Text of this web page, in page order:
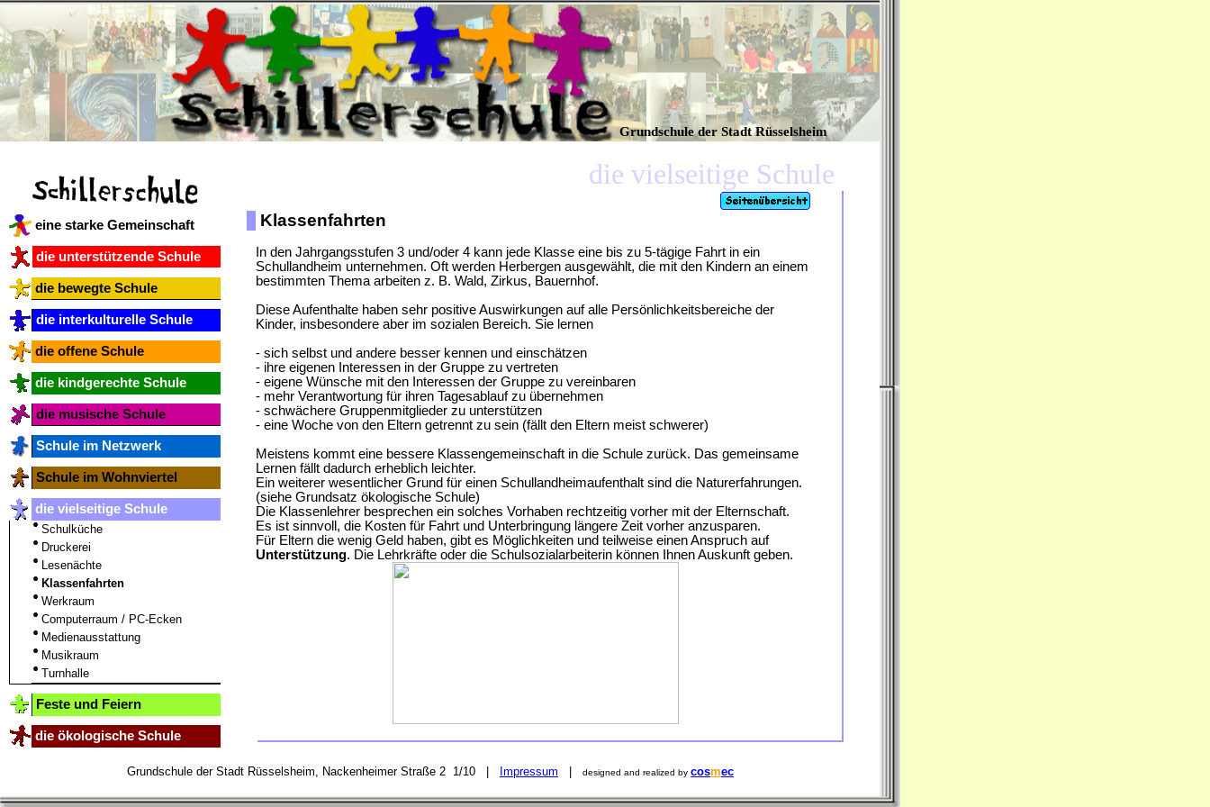
Grundschule der Stadt Rüsselsheim
eine starke Gemeinschaft
die unterstützende Schule
die bewegte Schule
die interkulturelle Schule
die offene Schule
die kindgerechte Schule
die musische Schule
Schule im Netzwerk
Schule im Wohnviertel
die vielseitige Schule
Schulküche
Druckerei
Lesenächte
Klassenfahrten
Werkraum
Computerraum / PC-Ecken
Medienausstattung
Musikraum
Turnhalle
Feste und Feiern
die ökologische Schule
die vielseitige Schule
Klassenfahrten
In den Jahrgangsstufen 3 und/oder 4 kann jede Klasse eine bis zu 5-tägige Fahrt in ein
Schullandheim unternehmen. Oft werden Herbergen ausgewählt, die mit den Kindern an einem
bestimmten Thema arbeiten z. B. Wald, Zirkus, Bauernhof.
Diese Aufenthalte haben sehr positive Auswirkungen auf alle Persönlichkeitsbereiche der
Kinder, insbesondere aber im sozialen Bereich. Sie lernen
- sich selbst und andere besser kennen und einschätzen
- ihre eigenen Interessen in der Gruppe zu vertreten
- eigene Wünsche mit den Interessen der Gruppe zu vereinbaren
- mehr Verantwortung für ihren Tagesablauf zu übernehmen
- schwächere Gruppenmitglieder zu unterstützen
- eine Woche von den Eltern getrennt zu sein (fällt den Eltern meist schwerer)
Meistens kommt eine bessere Klassengemeinschaft in die Schule zurück. Das gemeinsame
Lernen fällt dadurch erheblich leichter.
Ein weiterer wesentlicher Grund für einen Schullandheimaufenthalt sind die Naturerfahrungen.
(siehe Grundsatz ökologische Schule)
Die Klassenlehrer besprechen ein solches Vorhaben rechtzeitig vorher mit der Elternschaft.
Es ist sinnvoll, die Kosten für Fahrt und Unterbringung längere Zeit vorher anzusparen.
Für Eltern die wenig Geld haben, gibt es Möglichkeiten und teilweise einen Anspruch auf
Unterstützung. Die Lehrkräfte oder die Schulsozialarbeiterin können Ihnen Auskunft geben.
Grundschule der Stadt Rüsselsheim, Nackenheimer Straße 2 1/10 | Impressum designed and realized by cosmec